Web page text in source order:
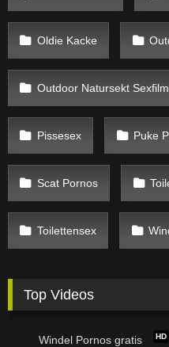
Oldie Kacke
Outdoor Natursekt
Pissesex Puke
Scat Pornos
Toilettensex
Top Videos
HD
Windel Pornos gratis